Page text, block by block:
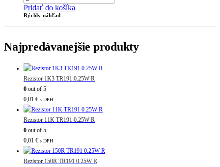
Pridať do košíka
Rýchly náhľad
Najpredávanejšie produkty
Rezistor 1K3 TR191 0.25W R
0 out of 5
0,01 € s DPH
Rezistor 11K TR191 0.25W R
0 out of 5
0,01 € s DPH
Rezistor 150R TR191 0.25W R